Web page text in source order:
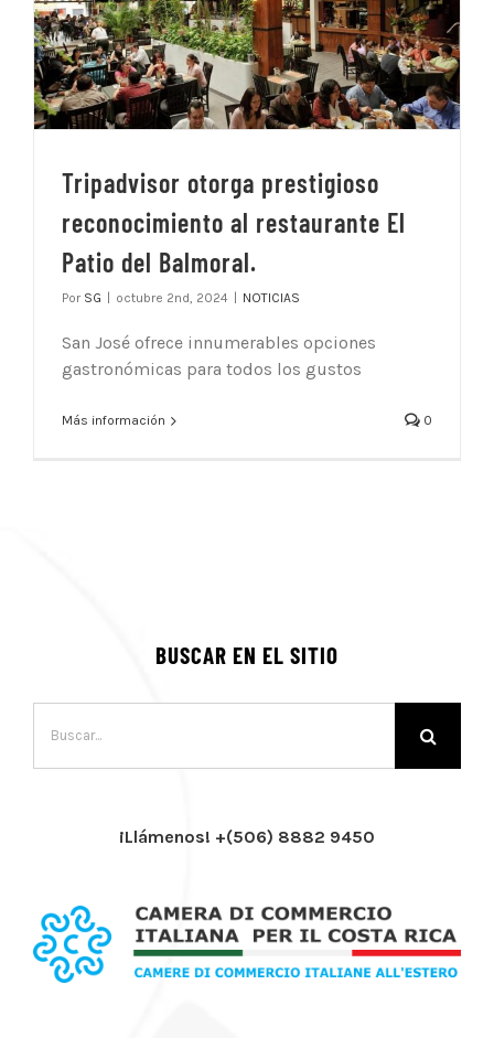
Tripadvisor otorga prestigioso
reconocimiento al restaurante El
Patio del Balmoral.
Por SG | octubre 2nd, 2024 | NOTICIAS
San José ofrece innumerables opciones
gastronómicas para todos los gustos
Más información 0
BUSCAR EN EL SITIO
¡Llámenos! +(506) 8882 9450